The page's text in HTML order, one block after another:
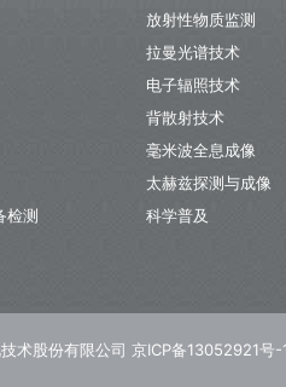
检测
放射性物质监测
拉曼光谱技术
电子辐照技术
背散射技术
毫米波全息成像
太赫兹探测与成像
科学普及
术股份有限公司 京ICP备13052921号-